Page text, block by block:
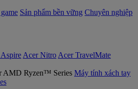
Sản phẩm bền vững Chuyên nghiệp
Acer Nitro Acer TravelMate
Máy tính xách tay